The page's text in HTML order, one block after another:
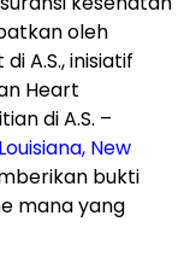
oleh
A.S., inisiatif
Heart
di A.S. –
New
bukti
mana yang